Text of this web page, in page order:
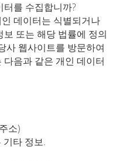
터를 수집합니까?
데이터는 식별되거나
또는 해당 법률에 정의
사 웹사이트를 방문하여
음과 같은 개인 데이터
소)
기타 정보.